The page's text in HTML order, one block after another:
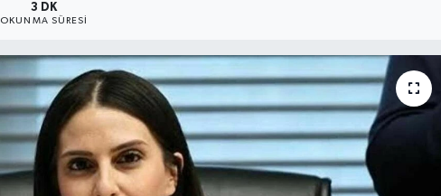
3 DK
OKUNMA SÜRESI